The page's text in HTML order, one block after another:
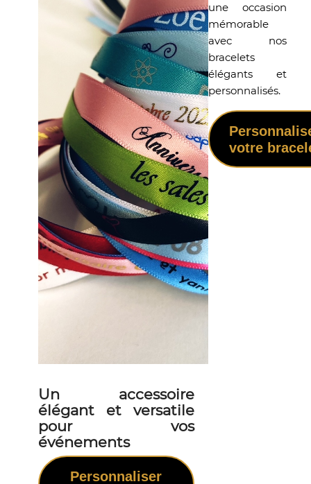
Un accessoire
élégant et versatile
pour vos
événements
Personnaliser
une occasion
mémorable
avec nos
bracelets
élégants et
personnalisés.
votre